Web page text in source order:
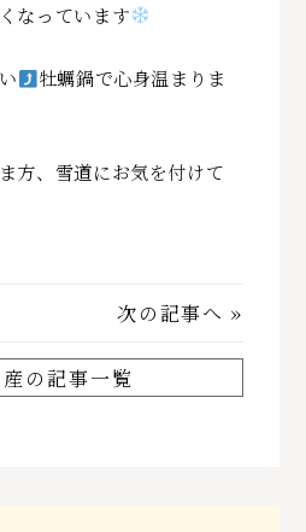
なっています
牡蠣鍋で心身温まりま
方、雪道にお気を付けて
次の記事へ »
の記事一覧